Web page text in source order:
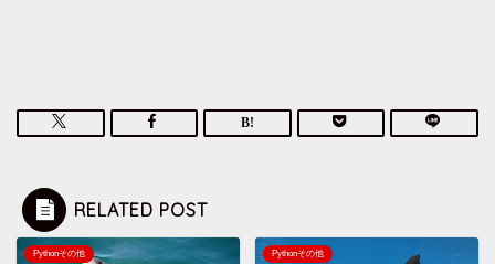
RELATED POST
Pythonその他 Pythonその他